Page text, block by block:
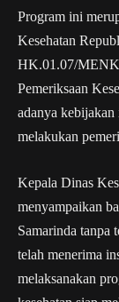
Program ini
Kesehatan
HK.01.07/
Pemeriksaan
adanya kebijakan
melakukan
Kepala Dinas
menyampaikan
Samarinda tanpa
telah menerima
melaksanakan